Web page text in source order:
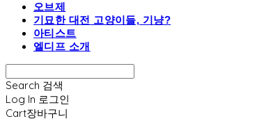
오브제
기묘한 대전 고양이들, 기냥?
아티스트
엘디프 소개
Search 검색
Log In 로그인
Cart장바구니